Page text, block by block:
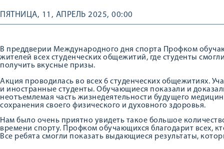
ПЯТНИЦА, 11, АПРЕЛЬ 2025, 00:00
В преддверии Международного дня спорта Профком
жителей всех студенческих общежитий, где студенты
получить вкусные призы.
Акция проводилась во всех 6 студенческих общежитиях.
и иностранные студенты. Обучающиеся показали и
неотъемлемая часть жизнедеятельности будущего
сохранения своего физического и духовного здоровья.
Нам было очень приятно увидеть такое большое
времени спорту. Профком обучающихся благодарит всех,
Все ребята смогли показать выдающиеся результаты,